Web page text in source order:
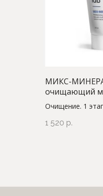
MИКС-
очищающий
солевой, 150 мл
Очищение. 1
1 520 р.